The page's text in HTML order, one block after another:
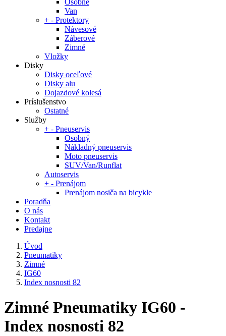
Osobné
Van
+ - Protektory
Návesové
Záberové
Zimné
Vložky
Disky
Disky oceľové
Disky alu
Dojazdové kolesá
Príslušenstvo
Ostatné
Služby
+ - Pneuservis
Osobný
Nákladný pneuservis
Moto pneuservis
SUV/Van/Runflat
Autoservis
+ - Prenájom
Prenájom nosiča na bicykle
Poradňa
O nás
Kontakt
Predajne
Úvod
Pneumatiky
Zimné
IG60
Index nosnosti 82
Zimné Pneumatiky IG60 -
Index nosnosti 82